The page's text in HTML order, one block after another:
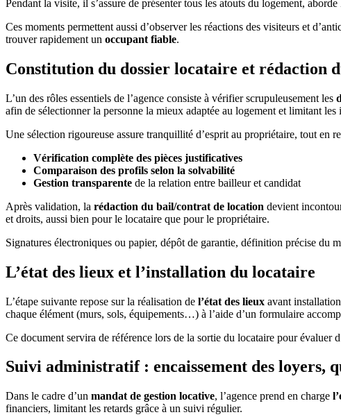
Pendant la visite, il s’assure de présenter tous les atouts du logement,
Ces moments permettent aussi d’observer les réactions des visiteurs et
trouver rapidement un occupant fiable.
Constitution du dossier locataire et rédaction
L’un des rôles essentiels de l’agence consiste à vérifier scrupuleusement les
afin de sélectionner la personne la mieux adaptée au logement et limitant les
Une sélection rigoureuse assure tranquillité d’esprit au propriétaire, tout en
Vérification complète des pièces justificatives
Comparaison des profils selon la solvabilité
Gestion transparente de la relation entre bailleur et candidat
Après validation, la rédaction du bail/contrat de location devient
et droits, aussi bien pour le locataire que pour le propriétaire.
Signatures électroniques ou papier, dépôt de garantie, définition précise
L’état des lieux et l’installation du locataire
L’étape suivante repose sur la réalisation de l’état des lieux avant
chaque élément (murs, sols, équipements…) à l’aide d’un formulaire
Ce document servira de référence lors de la sortie du locataire pour évaluer
Suivi administratif : encaissement des loyers,
Dans le cadre d’un mandat de gestion locative, l’agence prend en charge
financiers, limitant les retards grâce à un suivi régulier.